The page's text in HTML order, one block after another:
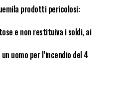
prodotti pericolosi:
e non restituiva i soldi, ai
uomo per l’incendio del 4